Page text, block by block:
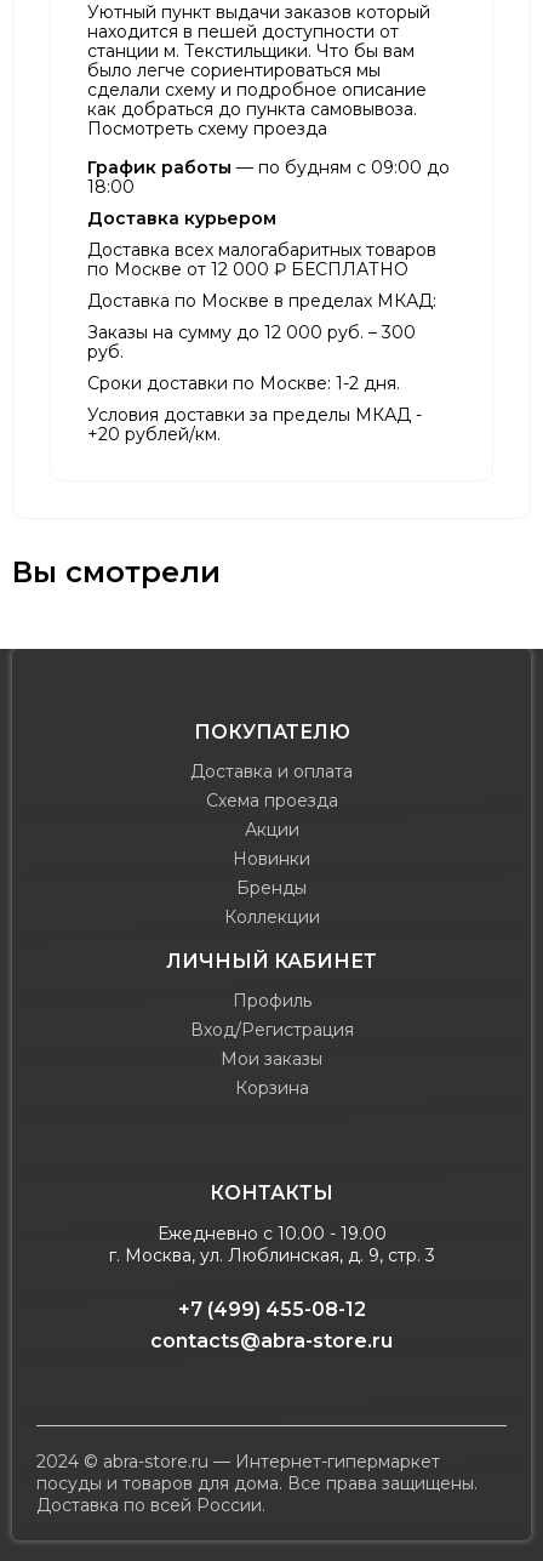
Уютный пункт выдачи заказов который
находится в пешей доступности от
станции м. Текстильщики. Что бы вам
было легче сориентироваться мы
сделали схему и подробное описание
как добраться до пункта самовывоза.
Посмотреть схему проезда
График работы — по будням с 09:00 до
18:00
Доставка курьером
Доставка всех малогабаритных товаров
по Москве от 12 000 ₽ БЕСПЛАТНО
Доставка по Москве в пределах МКАД:
Заказы на сумму до 12 000 руб. – 300
руб.
Сроки доставки по Москве: 1-2 дня.
Условия доставки за пределы МКАД -
+20 рублей/км.
Вы смотрели
ПОКУПАТЕЛЮ
Доставка и оплата
Схема проезда
Акции
Новинки
Бренды
Коллекции
ЛИЧНЫЙ КАБИНЕТ
Профиль
Вход/Регистрация
Мои заказы
Корзина
КОНТАКТЫ
Ежедневно с 10.00 - 19.00
г. Москва, ул. Люблинская, д. 9, стр. 3
+7 (499) 455-08-12
contacts@abra-store.ru
2024 © abra-store.ru — Интернет-гипермаркет
посуды и товаров для дома. Все права защищены.
Доставка по всей России.